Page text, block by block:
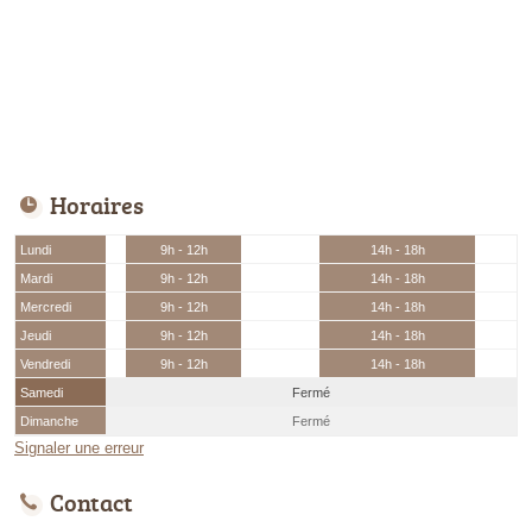
Horaires
Lundi 9h - 12h
14h - 18h
Mardi
9h - 12h
14h - 18h
Mercredi
9h - 12h
14h - 18h
Jeudi
9h - 12h
14h - 18h
Vendredi
9h - 12h
14h - 18h
Samedi
Fermé
Dimanche
Fermé
Signaler une erreur
Contact